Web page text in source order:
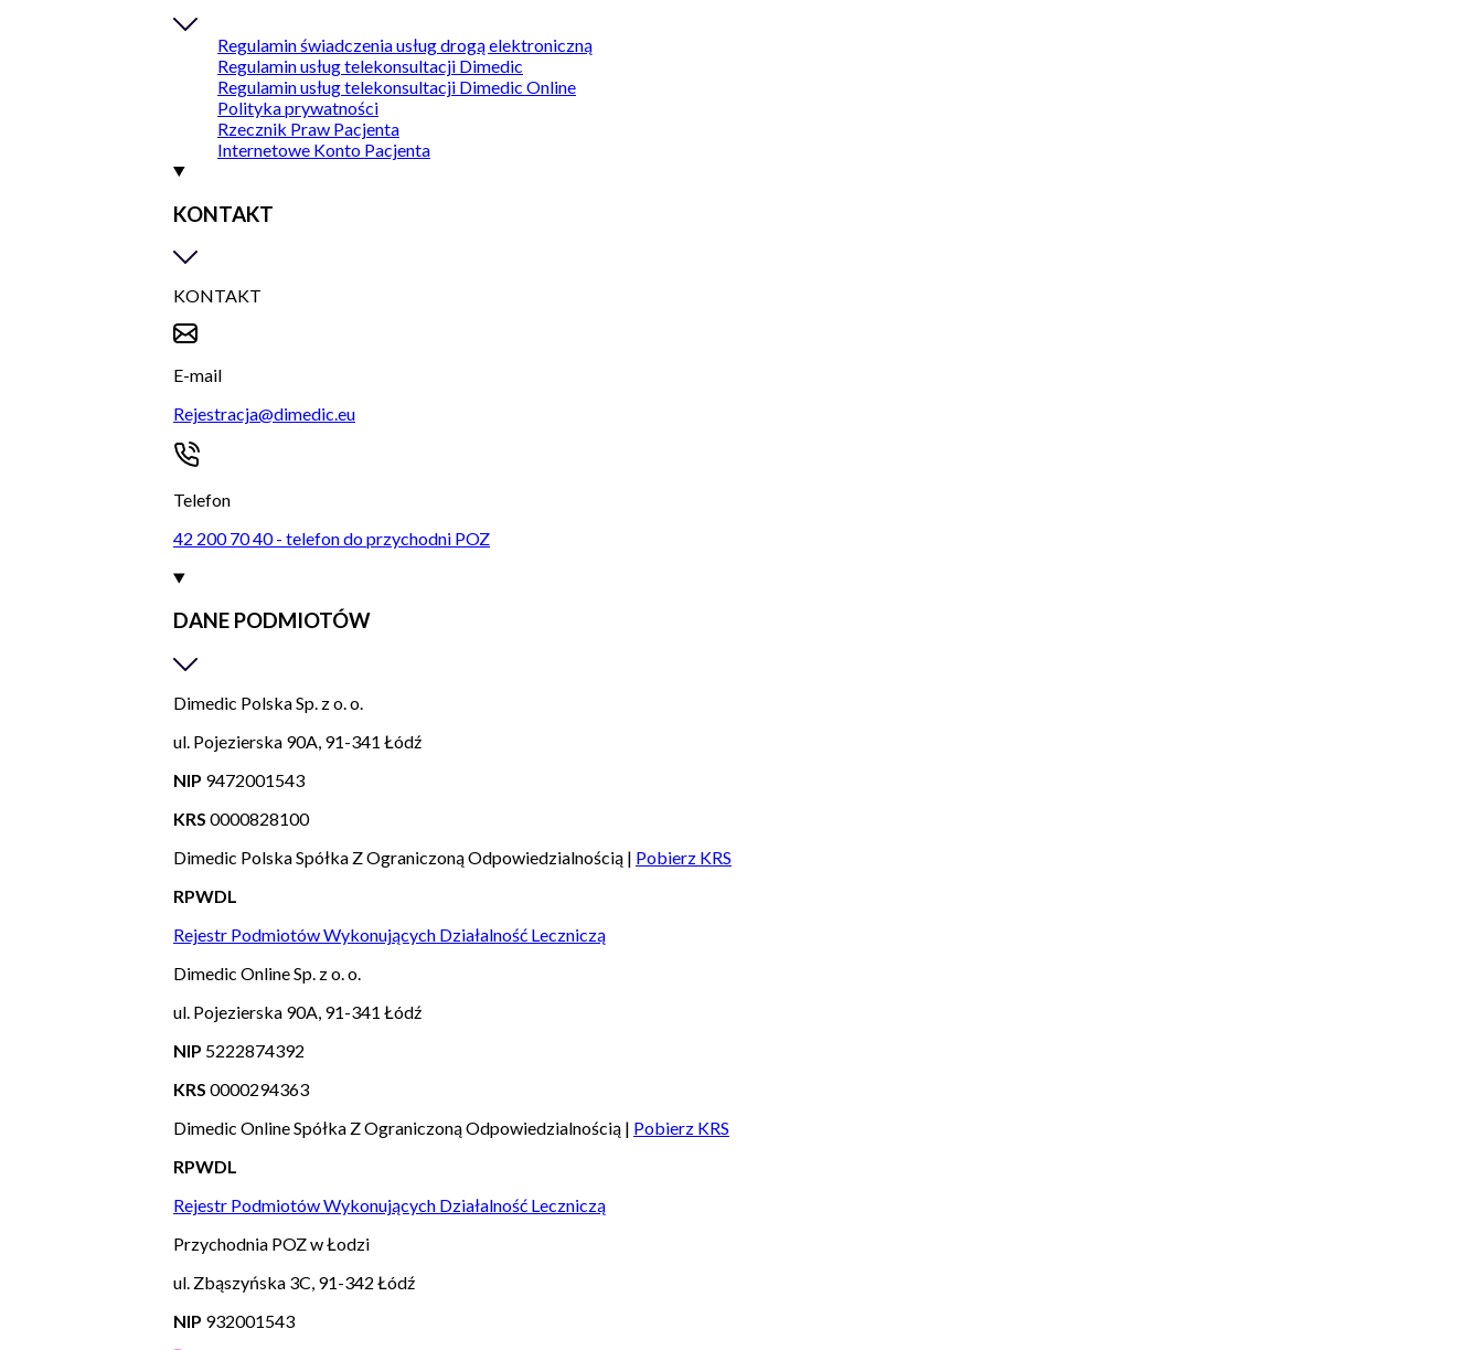
Regulamin świadczenia usług drogą elektroniczną
Regulamin usług telekonsultacji Dimedic
Regulamin usług telekonsultacji Dimedic Online
Polityka prywatności
Rzecznik Praw Pacjenta
Internetowe Konto Pacjenta
KONTAKT
KONTAKT
E-mail
Rejestracja@dimedic.eu
Telefon
42 200 70 40 - telefon do przychodni POZ
DANE PODMIOTÓW
Dimedic Polska Sp. z o. o.
ul. Pojezierska 90A, 91-341 Łódź
NIP 9472001543
KRS 0000828100
Dimedic Polska Spółka Z Ograniczoną Odpowiedzialnością | Pobierz KRS
RPWDL
Rejestr Podmiotów Wykonujących Działalność Leczniczą
Dimedic Online Sp. z o. o.
ul. Pojezierska 90A, 91-341 Łódź
NIP 5222874392
KRS 0000294363
Dimedic Online Spółka Z Ograniczoną Odpowiedzialnością | Pobierz KRS
RPWDL
Rejestr Podmiotów Wykonujących Działalność Leczniczą
Przychodnia POZ w Łodzi
ul. Zbąszyńska 3C, 91-342 Łódź
NIP 932001543